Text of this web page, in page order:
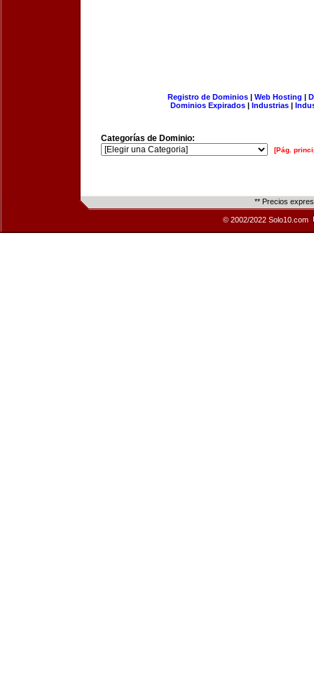
Registro de Dominios| Web Hosting |
Dominios Expirados | Industrias |
Categorías de Dominio:
[Pág.
** Precios
© 2002/2022 Solo10.com